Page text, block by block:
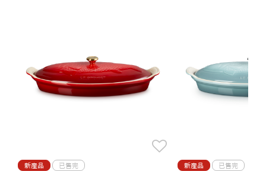
新產品 已售完 新產品 已售完